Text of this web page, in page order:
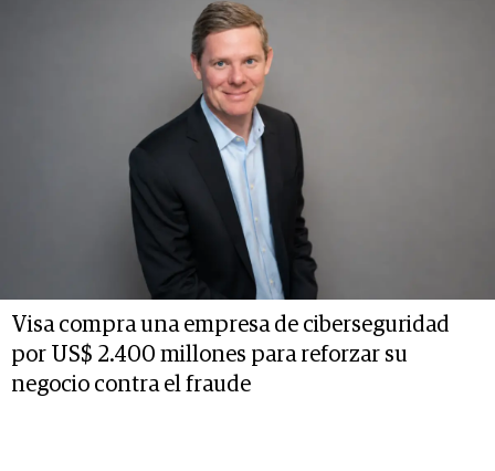
Visa compra una empresa de ciberseguridad
por US$ 2.400 millones para reforzar su
negocio contra el fraude